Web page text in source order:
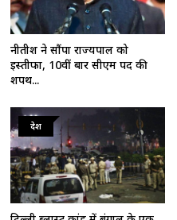
नीतीश ने सौंपा राज्यपाल को
इस्तीफा, 10वीं बार सीएम पद की
शपथ...
देश